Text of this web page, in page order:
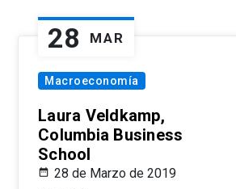
28 MAR
Macroeconomía
Laura Veldkamp,
Columbia Business
School
28 de Marzo de 2019